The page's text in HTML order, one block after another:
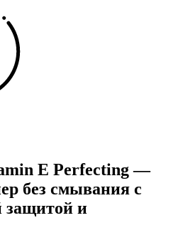
E Perfecting —
без смывания с
защитой и